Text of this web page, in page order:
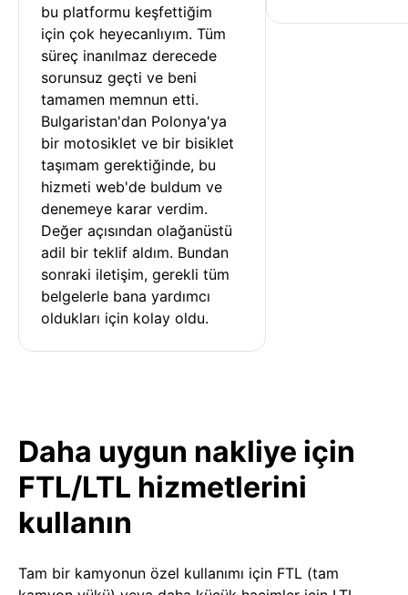
bu platformu keşfettiğim
için çok heyecanlıyım. Tüm
süreç inanılmaz derecede
sorunsuz geçti ve beni
tamamen memnun etti.
Bulgaristan'dan Polonya'ya
bir motosiklet ve bir bisiklet
taşımam gerektiğinde, bu
hizmeti web'de buldum ve
denemeye karar verdim.
Değer açısından olağanüstü
adil bir teklif aldım. Bundan
sonraki iletişim, gerekli tüm
belgelerle bana yardımcı
oldukları için kolay oldu.
Daha uygun nakliye için
FTL/LTL hizmetlerini
kullanın
Tam bir kamyonun özel kullanımı için FTL (tam